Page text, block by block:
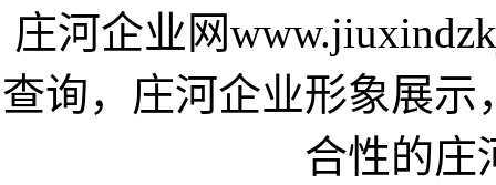
庄河企业网
查询，庄河企业形象展
合性的庄